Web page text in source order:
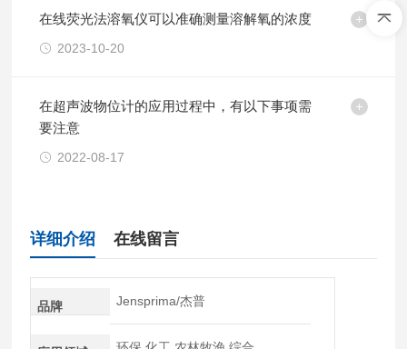
在线荧光法溶氧仪可以准确测量溶解氧的浓度
2023-10-20
在超声波物位计的应用过程中，有以下事项需
要注意
2022-08-17
详细介绍 在线留言
品牌 Jensprima/杰普